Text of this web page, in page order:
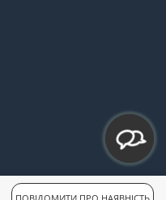
ПОВІДОМИТИ ПРО НАЯВНІСТЬ